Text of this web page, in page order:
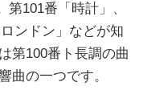
101番「時計」、
ンドン」などが知
第100番ト長調の曲
曲の一つです。